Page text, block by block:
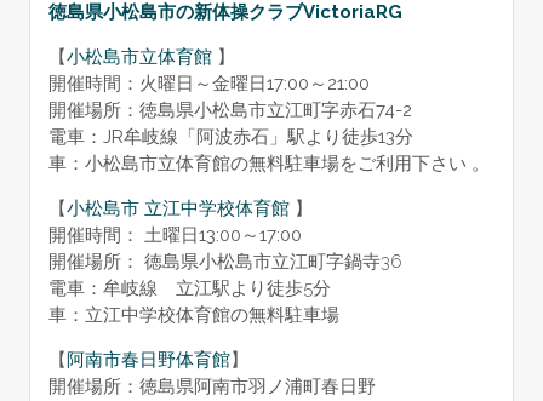
徳島県小松島市の新体操クラブVictoriaRG
【小松島市立体育館】
開催時間：火曜日～金曜日17:00～21:00
開催場所：徳島県小松島市立江町字赤石74-2
電車：JR牟岐線「阿波赤石」駅より徒歩13分
車：小松島市立体育館の無料駐車場をご利用下さい 。
【小松島市 立江中学校体育館】
開催時間： 土曜日13:00～17:00
開催場所： 徳島県小松島市立江町字鍋寺36
電車：牟岐線 立江駅より徒歩5分
車：立江中学校体育館の無料駐車場
【 阿南市春日野体育館】
開催場所：徳島県阿南市羽ノ浦町春日野